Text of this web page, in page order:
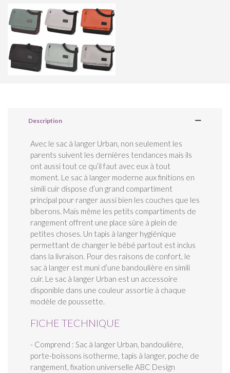
Description
Avec le sac à langer Urban, non seulement les
parents suivent les dernières tendances mais ils
ont aussi tout ce qu’il faut avec eux à tout
moment. Le sac à langer moderne aux finitions en
simili cuir dispose d’un grand compartiment
principal pour ranger aussi bien les couches que les
biberons. Mais même les petits compartiments de
rangement offrent une place sûre à plein de
petites choses. Un tapis à langer hygiénique
permettant de changer le bébé partout est inclus
dans la livraison. Pour des raisons de confort, le
sac à langer est muni d’une bandoulière en simili
cuir. Le sac à langer Urban est un accessoire
disponible dans une couleur assortie à chaque
modèle de poussette.
FICHE TECHNIQUE
- Comprend : Sac à langer Urban, bandoulière,
porte-boissons isotherme, tapis à langer, poche de
rangement, fixation universelle ABC Design